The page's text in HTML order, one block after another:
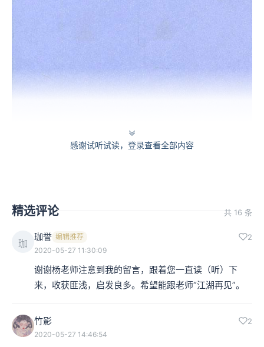
是非常庞杂的一套江湖系谱。
面对庞大的江湖系谱，金庸和古龙的态度策略大不相同。
与武侠世界产生直接的联系，由历史来扩大系谱。
感谢试听试读，登录查看全部内容
精选评论 共 16 条
珈
珈誉 编辑推荐 2
2020-05-27 11:30:09
谢谢杨老师注意到我的留言，跟着您一直读（听）下
来，收获匪浅，启发良多。希望能跟老师“江湖再见”。
竹影 2
2020-05-27 14:46:54